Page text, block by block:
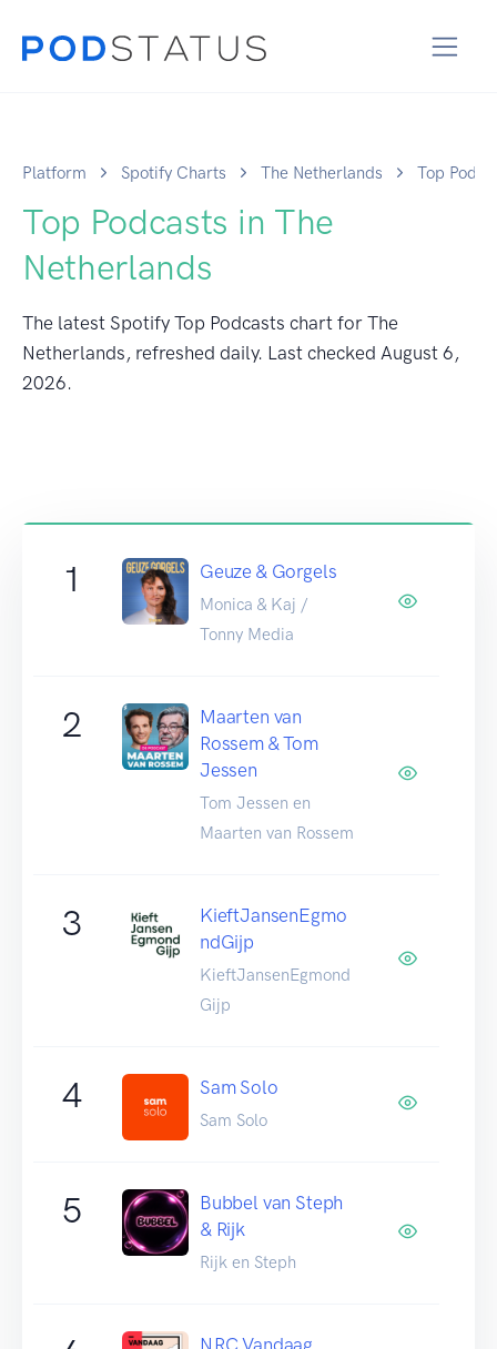
Platform Spotify Charts The Netherlands Top
Top Podcasts in The
Netherlands
The latest Spotify Top Podcasts chart for The
Netherlands, refreshed daily. Last checked August 6,
2026.
1 Geuze & Gorgels
Monica & Kaj /
Tonny Media
2
Maarten van
Rossem & Tom
Jessen
Tom Jessen en
Maarten van Rossem
3
KieftJansenEgmo
ndGijp
KieftJansenEgmond
Gijp
4 Sam Solo
Sam Solo
5
Bubbel van Steph
& Rijk
Rijk en Steph
NRC Vandaag